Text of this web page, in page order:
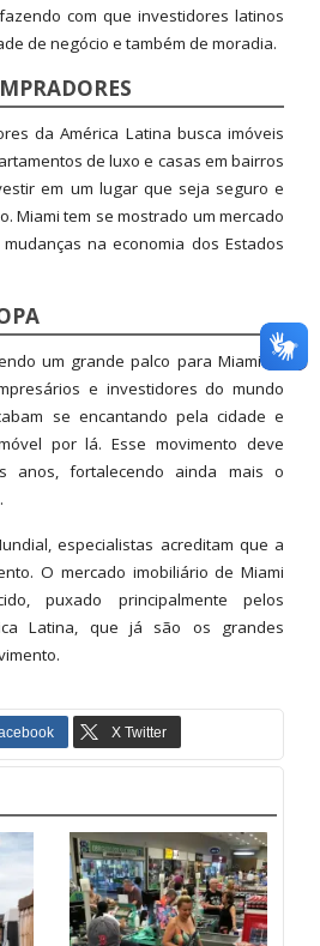
com que investidores latinos
de negócio e também de moradia.
da América Latina busca imóveis
de luxo e casas em bairros
em um lugar que seja seguro e
Miami tem se mostrado um mercado
na economia dos Estados
um grande palco para Miami. O
e investidores do mundo
se encantando pela cidade e
por lá. Esse movimento deve
anos, fortalecendo ainda mais o
especialistas acreditam que a
O mercado imobiliário de Miami
puxado principalmente pelos
Latina, que já são os grandes